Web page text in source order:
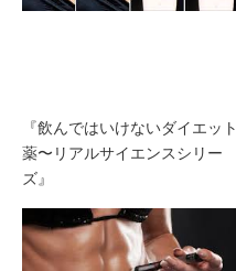
『飲んではいけないダイエット
薬〜リアルサイエンスシリー
ズ』